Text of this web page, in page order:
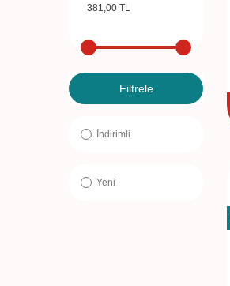
Filtrele
İndirimli
Yeni